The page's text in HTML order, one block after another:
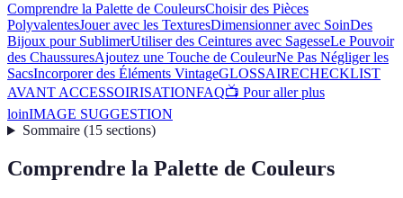
Comprendre la Palette de CouleursChoisir des Pièces
PolyvalentesJouer avec les TexturesDimensionner avec SoinDes
Bijoux pour SublimerUtiliser des Ceintures avec SagesseLe Pouvoir
des ChaussuresAjoutez une Touche de CouleurNe Pas Négliger les
SacsIncorporer des Éléments VintageGLOSSAIRECHECKLIST
AVANT ACCESSOIRISATIONFAQ📺 Pour aller plus
loinIMAGE SUGGESTION
Sommaire(15 sections)
Comprendre la Palette de Couleurs